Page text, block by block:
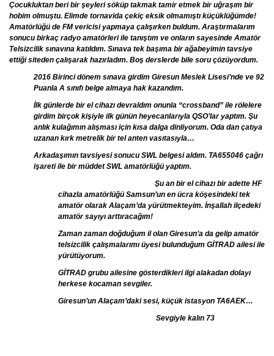
Çocukluktan beri bir şeyleri söküp takmak tamir etmek bir uğraşım bir
hobim olmuştu. Elimde tornavida çekiç eksik olmamıştı küçüklüğümde!
Amatörlüğü de FM vericisi yapmaya çalışırken buldum. Araştırmalarım
sonucu birkaç radyo amatörleri ile tanıştım ve onların sayesinde Amatör
Telsizcilik sınavına katıldım. Sınava tek başıma bir ağabeyimin tavsiye
ettiği siteden çalışarak hazırladım. Boş derslerde bile soru çözüyordum.
2016 Birinci dönem sınava girdim Giresun Meslek Lisesi’nde ve 92
Puanla A sınıfı belge almaya hak kazandım.
İlk günlerde bir el cihazı devraldım onunla “crossband” ile rölelere
girdim birçok kişiyle ilk günün heyecanlarıyla QSO’lar yaptım. Şu
anlık kulağımın alışması için kısa dalga dinliyorum. Oda dan çatıya
uzanan kırk metrelik bir tel anten vasıtasıyla…
Arkadaşımın tavsiyesi sonucu SWL belgesi aldım. TA655046 çağrı
işareti ile bir müddet SWL amatörlüğü yaptım.
Şu an bir el cihazı bir adette HF
cihazla amatörlüğü Samsun’un en ücra köşesindeki tek
amatör olarak Alaçam’da yürütmekteyim. İnşallah ilçedeki
amatör sayıyı arttıracağım!
Zaman zaman doğduğum il olan Giresun’a da gelip amatör
telsizcilik çalışmalarımı üyesi bulunduğum GİTRAD ailesi ile
yürütüyorum.
GİTRAD grubu ailesine gösterdikleri ilgi alakadan dolayı
herkese kocaman sevgiler.
Giresun’un Alaçam’daki sesi, küçük istasyon TA6AEK…
Sevgiyle kalın 73